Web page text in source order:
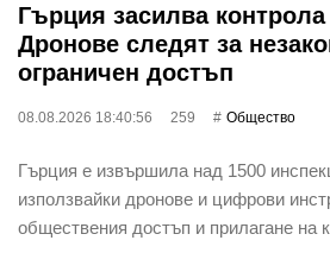
Гърция засилва
Дронове следят за
ограничен достъп
08.08.2026 18:40:56 259 Общество
Гърция е извършила над 1500
използвайки дронове и цифрови
обществения достъп и прилагане на